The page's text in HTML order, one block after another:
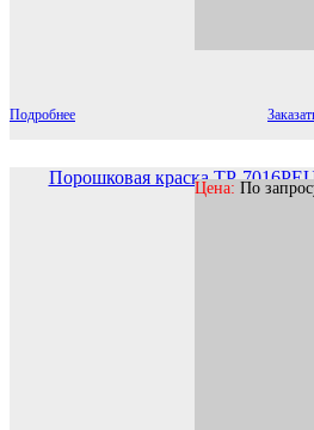
Подробнее
Порошковая краска TP-
глянцевая 25
Цена: По